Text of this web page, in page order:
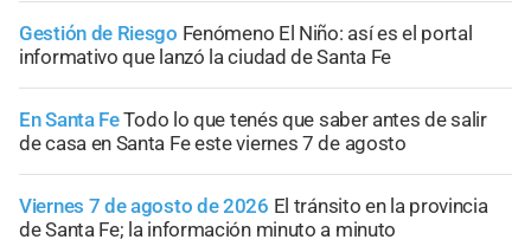
Gestión de Riesgo Fenómeno El Niño: así es el portal
informativo que lanzó la ciudad de Santa Fe
En Santa FeTodo lo que tenés que saber antes de salir
de casa en Santa Fe este viernes 7 de agosto
Viernes 7 de agosto de 2026 El tránsito en la provincia
de Santa Fe; la información minuto a minuto